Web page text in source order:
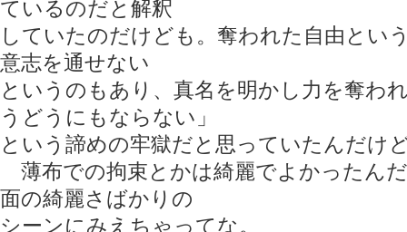
ているのだと解釈
していたのだけども。奪われた自由とい
意志を通せない
というのもあり、真名を明かし力を奪わ
うどうにもならない」
という諦めの牢獄だと思っていたんだけ
薄布での拘束とかは綺麗でよかったん
面の綺麗さばかりの
シーンにみえちゃってな。